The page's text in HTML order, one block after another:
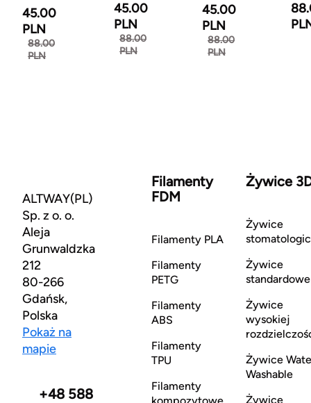
45.00
PLN
88.00
PLN
45.00
PLN
88.00
PLN
45.00
PLN
88.00
PLN
ALTWAY(PL)
Sp. z o. o.
Aleja
Grunwaldzka
212
80-266
Gdańsk,
Polska
Pokaż na
mapie
+48 588
Filamenty
FDM
Filamenty PLA
Filamenty
PETG
Filamenty
ABS
Filamenty
TPU
Filamenty
Żywice
Żywice
Żywice
standardowe
Żywice
wysokiej
Żywice
Washable
Żywice